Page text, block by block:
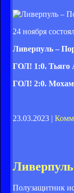
​​24 ноября
Ливерпуль –
ГОЛ! 1:0. Тьяго
ГОЛ! 2:0.
23.03.2023 |
Полузащитник